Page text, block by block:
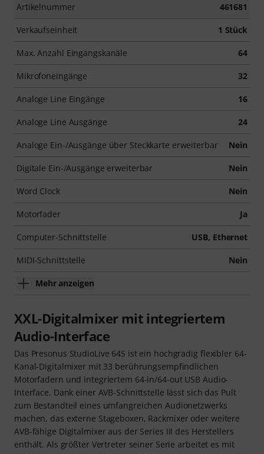
Artikelnummer 461681
Verkaufseinheit 1 Stück
Max. Anzahl Eingangskanäle 64
Mikrofoneingänge 32
Analoge Line Eingänge 16
Analoge Line Ausgänge 24
Analoge Ein-/Ausgänge über Steckkarte erweiterbar Nein
Digitale Ein-/Ausgänge erweiterbar Nein
Word Clock Nein
Motorfader Ja
Computer-Schnittstelle USB, Ethernet
MIDI-Schnittstelle Nein
Mehr anzeigen
XXL-Digitalmixer mit integriertem
Audio-Interface
Das Presonus StudioLive 64S ist ein hochgradig flexibler 64-
Kanal-Digitalmixer mit 33 berührungsempfindlichen
Motorfadern und integriertem 64-in/64-out USB Audio-
Interface. Dank einer AVB-Schnittstelle lässt sich das Pult
zum Bestandteil eines umfangreichen Audionetzwerks
machen, das externe Stageboxen, Rackmixer oder weitere
AVB-fähige Digitalmixer aus der Series III des Herstellers
enthält. Als größter Vertreter seiner Serie arbeitet es mit